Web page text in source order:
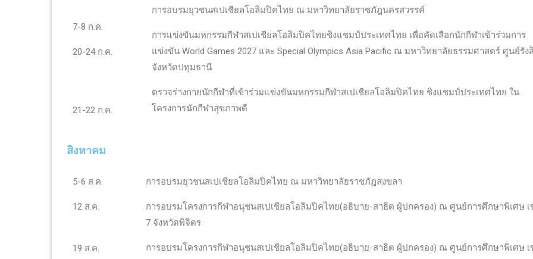
7-8 ก.ค.
20-24 ก.ค.
21-22 ก.ค.
การอบรมยุวชนสเปเชียลโอลิมปิคไทย ณ มหาวิทยาลัยราชภัฎนครสวรรค์
การแข่งขันมหกรรมกีฬาสเปเชียลโอลิมปิคไทยชิงแชมป์ประเทศไทย เพื่อคัดเลือกนักกีฬาเข้าร่วมการ
แข่งขัน World Games 2027 และ Special Olympics Asia Pacific ณ มหาวิทยาลัยธรรมศาสตร์ ศูนย์รัง
จังหวัดปทุมธานี
ตรวจร่างกายนักกีฬาที่เข้าร่วมแข่งขันมหกรรมกีฬาสเปเชียลโอลิมปิคไทย ชิงแชมป์ประเทศไทย ใน
โครงการนักกีฬาสุขภาพดี
สิงหาคม
5-6 ส.ค.
12 ส.ค.
19 ส.ค.
การอบรมยุวชนสเปเชียลโอลิมปิคไทย ณ มหาวิทยาลัยราชภัฎสงขลา
การอบรมโครงการกีฬาอนุชนสเปเชียลโอลิมปิคไทย(อธิบาย-สาธิต ผู้ปกครอง) ณ ศูนย์การศึกษาพิเศษ เ
7 จังหวัดพิจิตร
การอบรมโครงการกีฬาอนุชนสเปเชียลโอลิมปิคไทย(อธิบาย-สาธิต ผู้ปกครอง) ณ ศูนย์การศึกษาพิเศษ เ